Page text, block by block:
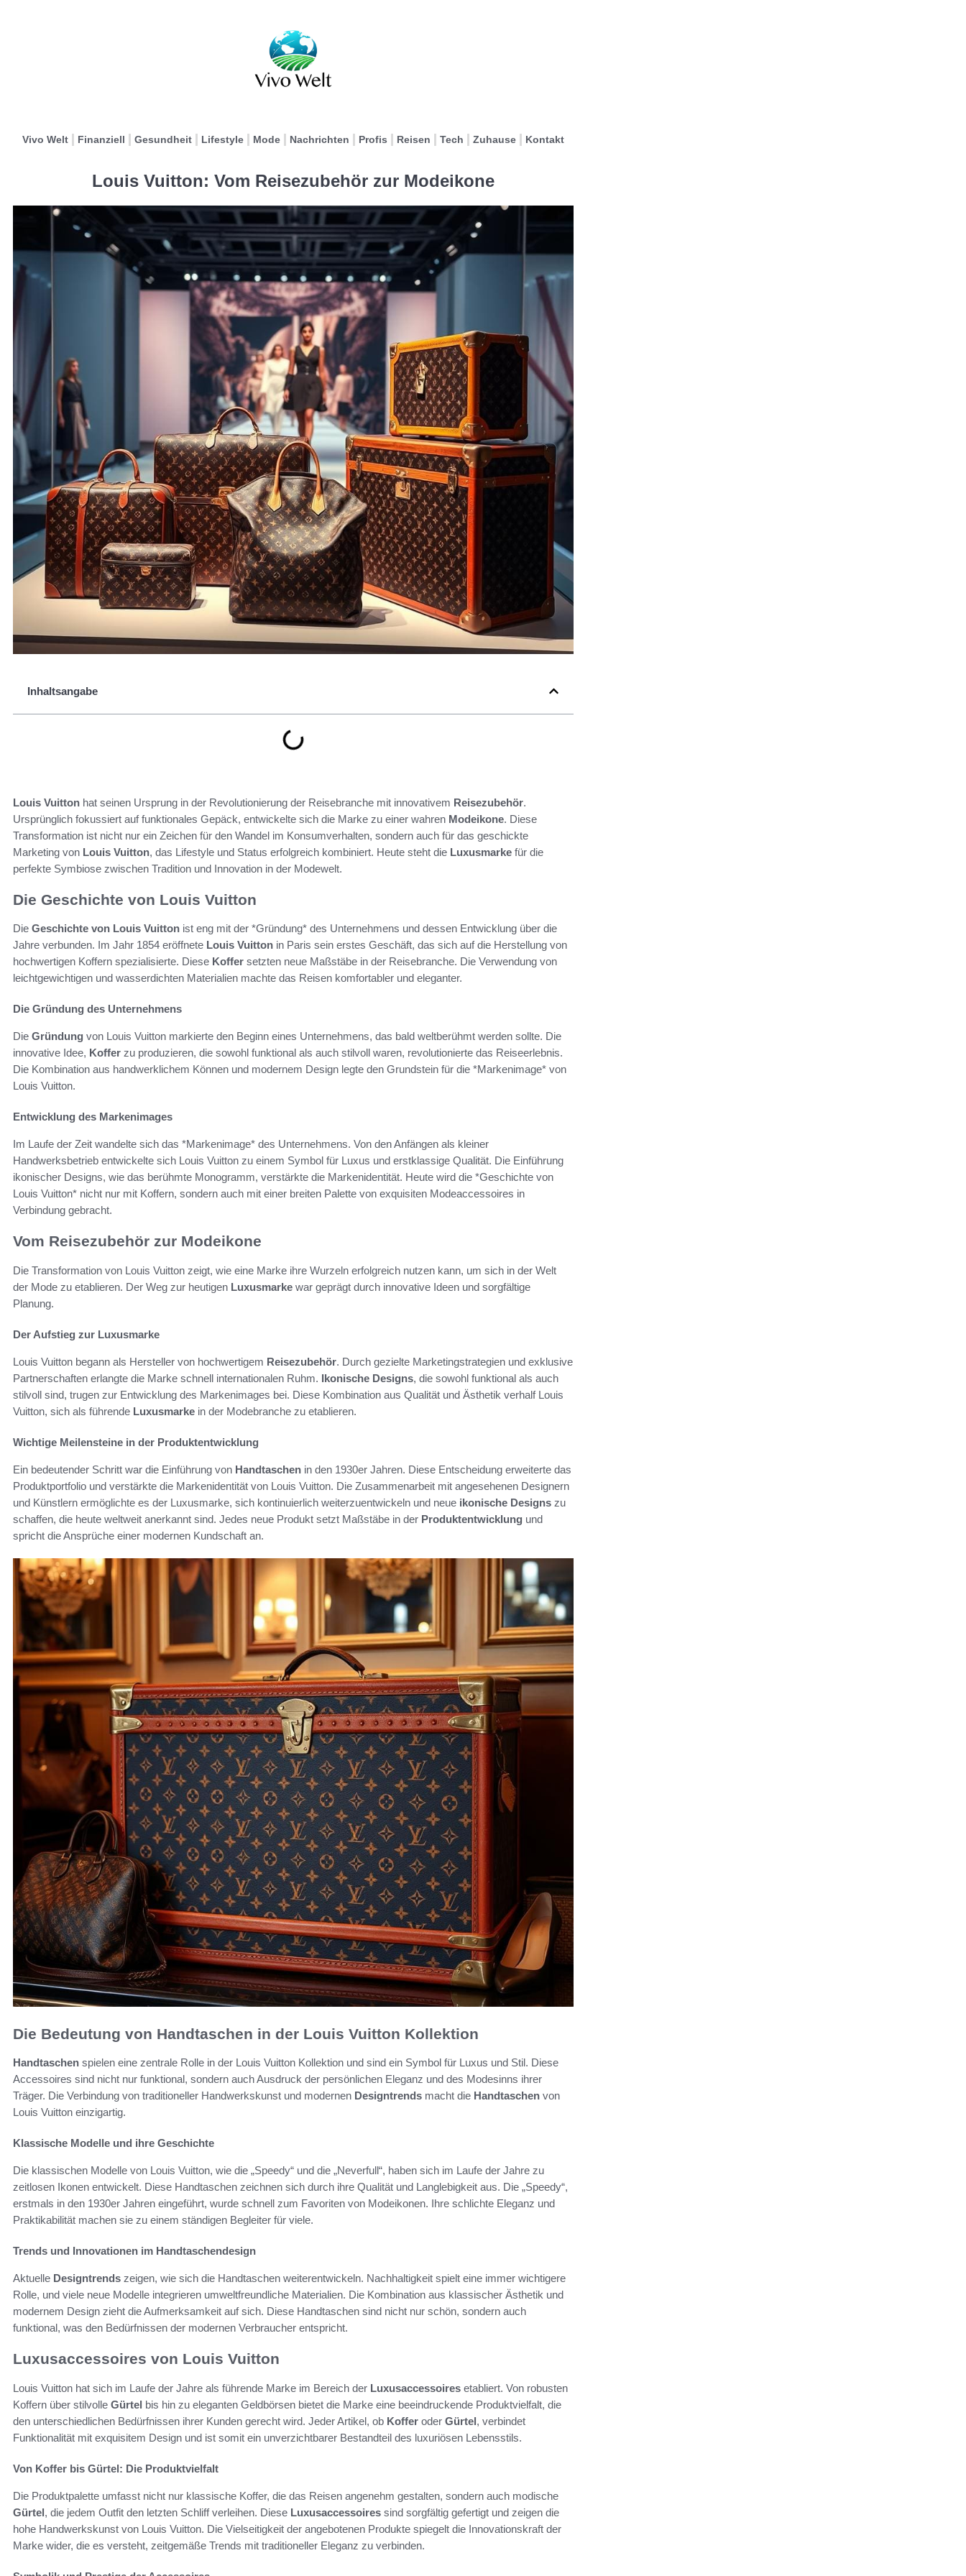
Vivo Welt Finanziell Gesundheit Lifestyle Mode Nachrichten Profis Reisen Tech Zuhause Kontakt
Louis Vuitton: Vom Reisezubehör zur Modeikone
Inhaltsangabe
Louis Vuitton hat seinen Ursprung in der Revolutionierung der Reisebranche mit innovativem Reisezubehör.
Ursprünglich fokussiert auf funktionales Gepäck, entwickelte sich die Marke zu einer wahren Modeikone. Diese
Transformation ist nicht nur ein Zeichen für den Wandel im Konsumverhalten, sondern auch für das geschickte
Marketing von Louis Vuitton, das Lifestyle und Status erfolgreich kombiniert. Heute steht die Luxusmarke für die
perfekte Symbiose zwischen Tradition und Innovation in der Modewelt.
Die Geschichte von Louis Vuitton
Die Geschichte von Louis Vuitton ist eng mit der *Gründung* des Unternehmens und dessen Entwicklung über die
Jahre verbunden. Im Jahr 1854 eröffnete Louis Vuitton in Paris sein erstes Geschäft, das sich auf die Herstellung von
hochwertigen Koffern spezialisierte. Diese Koffer setzten neue Maßstäbe in der Reisebranche. Die Verwendung von
leichtgewichtigen und wasserdichten Materialien machte das Reisen komfortabler und eleganter.
Die Gründung des Unternehmens
Die Gründung von Louis Vuitton markierte den Beginn eines Unternehmens, das bald weltberühmt werden sollte. Die
innovative Idee, Koffer zu produzieren, die sowohl funktional als auch stilvoll waren, revolutionierte das Reiseerlebnis.
Die Kombination aus handwerklichem Können und modernem Design legte den Grundstein für die *Markenimage* von
Louis Vuitton.
Entwicklung des Markenimages
Im Laufe der Zeit wandelte sich das *Markenimage* des Unternehmens. Von den Anfängen als kleiner
Handwerksbetrieb entwickelte sich Louis Vuitton zu einem Symbol für Luxus und erstklassige Qualität. Die Einführung
ikonischer Designs, wie das berühmte Monogramm, verstärkte die Markenidentität. Heute wird die *Geschichte von
Louis Vuitton* nicht nur mit Koffern, sondern auch mit einer breiten Palette von exquisiten Modeaccessoires in
Verbindung gebracht.
Vom Reisezubehör zur Modeikone
Die Transformation von Louis Vuitton zeigt, wie eine Marke ihre Wurzeln erfolgreich nutzen kann, um sich in der Welt
der Mode zu etablieren. Der Weg zur heutigen Luxusmarke war geprägt durch innovative Ideen und sorgfältige
Planung.
Der Aufstieg zur Luxusmarke
Louis Vuitton begann als Hersteller von hochwertigem Reisezubehör. Durch gezielte Marketingstrategien und exklusive
Partnerschaften erlangte die Marke schnell internationalen Ruhm. Ikonische Designs, die sowohl funktional als auch
stilvoll sind, trugen zur Entwicklung des Markenimages bei. Diese Kombination aus Qualität und Ästhetik verhalf Louis
Vuitton, sich als führende Luxusmarke in der Modebranche zu etablieren.
Wichtige Meilensteine in der Produktentwicklung
Ein bedeutender Schritt war die Einführung von Handtaschen in den 1930er Jahren. Diese Entscheidung erweiterte das
Produktportfolio und verstärkte die Markenidentität von Louis Vuitton. Die Zusammenarbeit mit angesehenen Designern
und Künstlern ermöglichte es der Luxusmarke, sich kontinuierlich weiterzuentwickeln und neue ikonische Designs zu
schaffen, die heute weltweit anerkannt sind. Jedes neue Produkt setzt Maßstäbe in der Produktentwicklung und
spricht die Ansprüche einer modernen Kundschaft an.
Die Bedeutung von Handtaschen in der Louis Vuitton Kollektion
Handtaschen spielen eine zentrale Rolle in der Louis Vuitton Kollektion und sind ein Symbol für Luxus und Stil. Diese
Accessoires sind nicht nur funktional, sondern auch Ausdruck der persönlichen Eleganz und des Modesinns ihrer
Träger. Die Verbindung von traditioneller Handwerkskunst und modernen Designtrends macht die Handtaschen von
Louis Vuitton einzigartig.
Klassische Modelle und ihre Geschichte
Die klassischen Modelle von Louis Vuitton, wie die „Speedy“ und die „Neverfull“, haben sich im Laufe der Jahre zu
zeitlosen Ikonen entwickelt. Diese Handtaschen zeichnen sich durch ihre Qualität und Langlebigkeit aus. Die „Speedy“,
erstmals in den 1930er Jahren eingeführt, wurde schnell zum Favoriten von Modeikonen. Ihre schlichte Eleganz und
Praktikabilität machen sie zu einem ständigen Begleiter für viele.
Trends und Innovationen im Handtaschendesign
Aktuelle Designtrends zeigen, wie sich die Handtaschen weiterentwickeln. Nachhaltigkeit spielt eine immer wichtigere
Rolle, und viele neue Modelle integrieren umweltfreundliche Materialien. Die Kombination aus klassischer Ästhetik und
modernem Design zieht die Aufmerksamkeit auf sich. Diese Handtaschen sind nicht nur schön, sondern auch
funktional, was den Bedürfnissen der modernen Verbraucher entspricht.
Luxusaccessoires von Louis Vuitton
Louis Vuitton hat sich im Laufe der Jahre als führende Marke im Bereich der Luxusaccessoires etabliert. Von robusten
Koffern über stilvolle Gürtel bis hin zu eleganten Geldbörsen bietet die Marke eine beeindruckende Produktvielfalt, die
den unterschiedlichen Bedürfnissen ihrer Kunden gerecht wird. Jeder Artikel, ob Koffer oder Gürtel, verbindet
Funktionalität mit exquisitem Design und ist somit ein unverzichtbarer Bestandteil des luxuriösen Lebensstils.
Von Koffer bis Gürtel: Die Produktvielfalt
Die Produktpalette umfasst nicht nur klassische Koffer, die das Reisen angenehm gestalten, sondern auch modische
Gürtel, die jedem Outfit den letzten Schliff verleihen. Diese Luxusaccessoires sind sorgfältig gefertigt und zeigen die
hohe Handwerkskunst von Louis Vuitton. Die Vielseitigkeit der angebotenen Produkte spiegelt die Innovationskraft der
Marke wider, die es versteht, zeitgemäße Trends mit traditioneller Eleganz zu verbinden.